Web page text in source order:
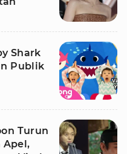
Shark
Publik
Turun
Apel,